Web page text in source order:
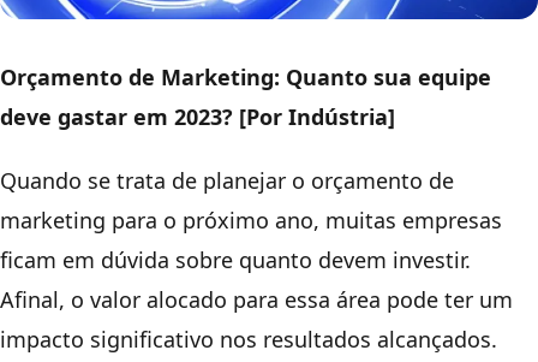
Orçamento de Marketing: Quanto sua equipe
deve gastar em 2023? [Por Indústria]
Quando se trata de planejar o orçamento de
marketing para o próximo ano, muitas empresas
ficam em dúvida sobre quanto devem investir.
Afinal, o valor alocado para essa área pode ter um
impacto significativo nos resultados alcançados.